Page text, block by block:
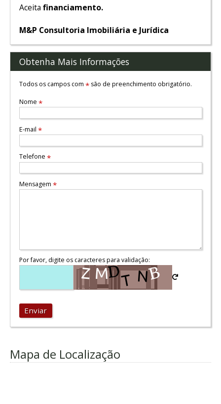
Aceita financiamento.
M&P Consultoria Imobiliária e Jurídica
Obtenha Mais Informações
Todos os campos com *são de preenchimento obrigatório.
Nome *
E-mail *
Telefone *
Mensagem *
Por favor, digite os caracteres para validação:
Enviar
Mapa de Localização